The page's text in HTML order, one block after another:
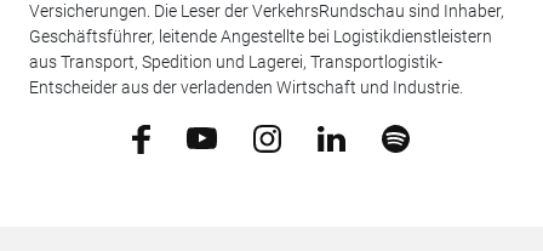
Versicherungen. Die Leser der VerkehrsRundschau sind Inhaber,
Geschäftsführer, leitende Angestellte bei Logistikdienstleistern
aus Transport, Spedition und Lagerei, Transportlogistik-
Entscheider aus der verladenden Wirtschaft und Industrie.